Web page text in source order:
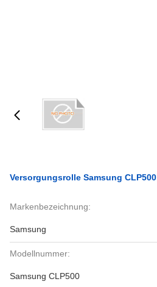
Versorgungsrolle Samsung CLP500
Markenbezeichnung:
Samsung
Modellnummer:
Samsung CLP500